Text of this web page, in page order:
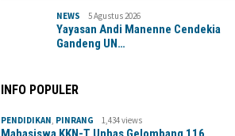
NEWS 5 Agustus 2026
Yayasan Andi Manenne Cendekia
Gandeng UN…
INFO POPULER
PENDIDIKAN, PINRANG 1,434 views